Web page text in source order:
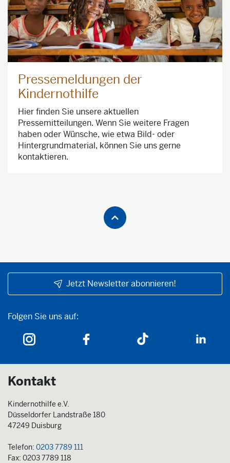
Pressemeldungen der
Kindernothilfe
Hier finden Sie unsere aktuellen
Pressemitteilungen. Wenn Sie weitere Fragen
haben oder Wünsche, wie etwa Bild- oder
Hintergrundmaterial, können Sie uns gerne
kontaktieren.
Jetzt Newsletter abonnieren!
Folgen Sie uns auf:
Folgen Sie uns auf:
Kontakt
Kindernothilfe e.V.
Düsseldorfer Landstraße 180
47249 Duisburg
Telefon: 0203 7789 111
Fax: 0203 7789 118